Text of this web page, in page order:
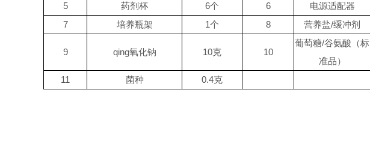
5
药剂杯 6个 6 电源适配器
7
培养瓶架 1个 8 营养盐/缓冲剂
9 qing氧化钠 10克 10
葡萄糖/谷氨酸（标
准品）
11 菌种 0.4克